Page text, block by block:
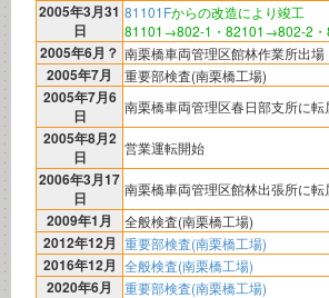
2005年3月31
日
81101Fからの改造により竣工
81101→802-1・82101→802-2
2005年6月？ 南栗橋車両管理区館林作業所出場
2005年7月 重要部検査(南栗橋工場)
2005年7月6
日
南栗橋車両管理区春日部支所に転
2005年8月2
日
営業運転開始
2006年3月17
日
南栗橋車両管理区館林出張所に転
2009年1月 全般検査(南栗橋工場)
2012年12月 重要部検査(南栗橋工場)
2016年12月 全般検査(南栗橋工場)
2020年6月 重要部検査(南栗橋工場)